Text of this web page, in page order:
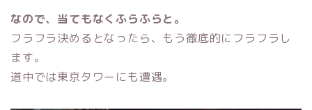
なので、当てもなくふらふらと。
フラフラ決めるとなったら、もう徹底的にフラフラし
ます。
道中では東京タワーにも遭遇。